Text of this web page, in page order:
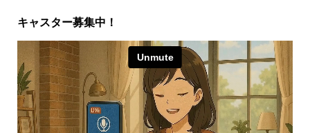
キャスター募集中！